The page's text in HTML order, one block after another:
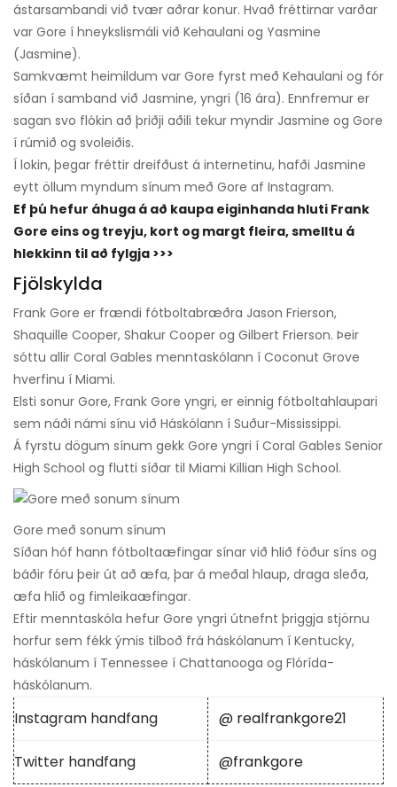
ástarsambandi við tvær aðrar konur. Hvað fréttirnar varðar
var Gore í hneykslismáli við Kehaulani og Yasmine
(Jasmine).
Samkvæmt heimildum var Gore fyrst með Kehaulani og fór
síðan í samband við Jasmine, yngri (16 ára). Ennfremur er
sagan svo flókin að þriðji aðili tekur myndir Jasmine og Gore
í rúmið og svoleiðis.
Í lokin, þegar fréttir dreifðust á internetinu, hafði Jasmine
eytt öllum myndum sínum með Gore af Instagram.
Ef þú hefur áhuga á að kaupa eiginhanda hluti Frank
Gore eins og treyju, kort og margt fleira, smelltu á
hlekkinn til að fylgja >>>
Fjölskylda
Frank Gore er frændi fótboltabræðra Jason Frierson,
Shaquille Cooper, Shakur Cooper og Gilbert Frierson. Þeir
sóttu allir Coral Gables menntaskólann í Coconut Grove
hverfinu í Miami.
Elsti sonur Gore, Frank Gore yngri, er einnig fótboltahlaupari
sem náði námi sínu við Háskólann í Suður-Mississippi.
Á fyrstu dögum sínum gekk Gore yngri í Coral Gables Senior
High School og flutti síðar til Miami Killian High School.
Gore með sonum sínum
Síðan hóf hann fótboltaæfingar sínar við hlið föður síns og
báðir fóru þeir út að æfa, þar á meðal hlaup, draga sleða,
æfa hlið og fimleikaæfingar.
Eftir menntaskóla hefur Gore yngri útnefnt þriggja stjörnu
horfur sem fékk ýmis tilboð frá háskólanum í Kentucky,
háskólanum í Tennessee í Chattanooga og Flórída-
háskólanum.
Instagram handfang @ realfrankgore21
Twitter handfang @frankgore